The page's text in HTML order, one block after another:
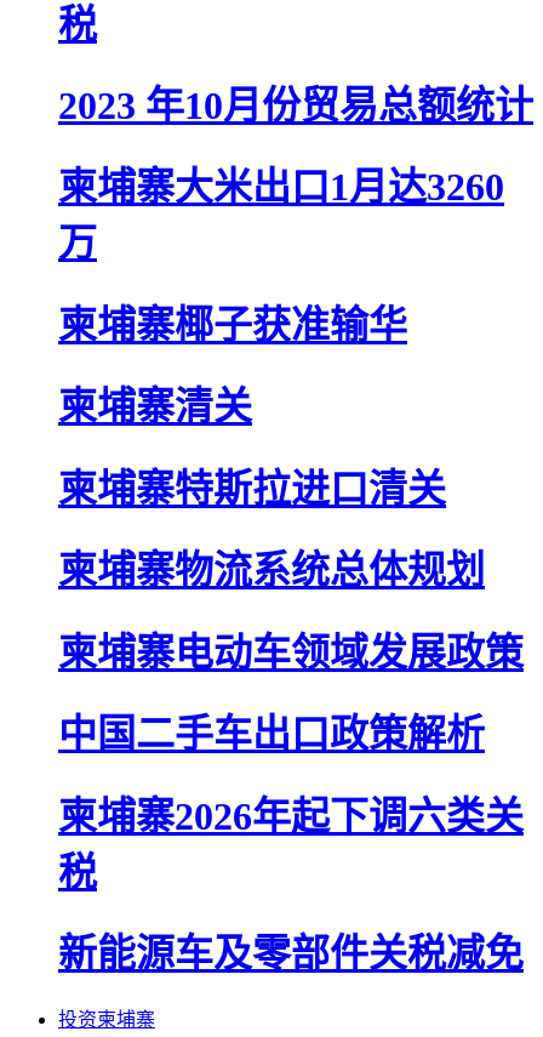
税
2023 年10月份贸易总额统计
柬埔寨大米出口1月达3260
万
柬埔寨椰子获准输华
柬埔寨清关
柬埔寨特斯拉进口清关
柬埔寨物流系统总体规划
柬埔寨电动车领域发展政策
中国二手车出口政策解析
柬埔寨2026年起下调六类关
税
新能源车及零部件关税减免
投资柬埔寨